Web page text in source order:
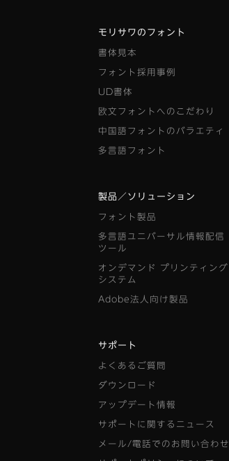
モリサワのフォント
書体見本
フォント採用事例
UD書体
欧文フォントへのこだわり
中国語フォントのバラエティ
多言語フォント
製品／ソリューション
フォント製品
多言語ユニバーサル情報配信
ツール
オンデマンド プリンティング
システム
Adobe法人向け製品
サポート
よくあるご質問
ダウンロード
アップデート情報
サポートに関するニュース
メール/電話でのお問い合わせ